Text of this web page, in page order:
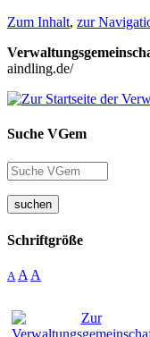
Zum Inhalt, zur
aindling.de/
Suche VGem
suchen
Schriftgröße
A A A